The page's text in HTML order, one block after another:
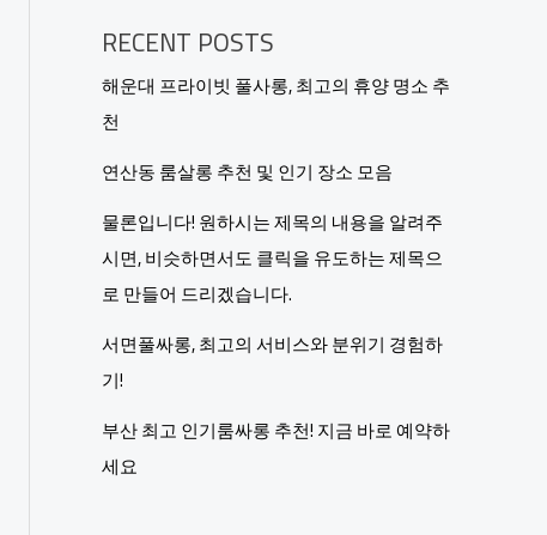
RECENT POSTS
해운대 프라이빗 풀사롱, 최고의 휴양 명소 추
천
연산동 룸살롱 추천 및 인기 장소 모음
물론입니다! 원하시는 제목의 내용을 알려주
시면, 비슷하면서도 클릭을 유도하는 제목으
로 만들어 드리겠습니다.
서면풀싸롱, 최고의 서비스와 분위기 경험하
기!
부산 최고 인기룸싸롱 추천! 지금 바로 예약하
세요